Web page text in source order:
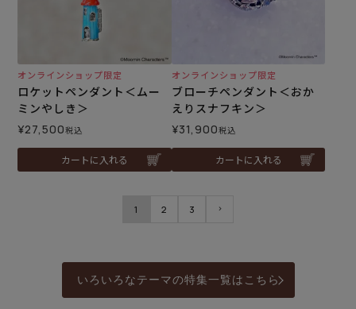
オンラインショップ限定
ロケットペンダント＜ムー
ミンやしき＞
¥27,500税込
カートに入れる
オンラインショップ限定
ブローチペンダント＜おか
えりスナフキン＞
¥31,900税込
カートに入れる
1 2 3
いろいろなテーマの特集一覧はこちら